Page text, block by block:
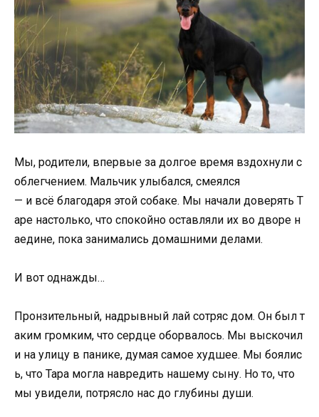
Мы, родители, впервые за долгое время вздохнули с
облегчением. Мальчик улыбался, смеялся
— и всё благодаря этой собаке. Мы начали доверять Т
аре настолько, что спокойно оставляли их во дворе н
аедине, пока занимались домашними делами.
И вот однажды…
Пронзительный, надрывный лай сотряс дом. Он был т
аким громким, что сердце оборвалось. Мы выскочил
и на улицу в панике, думая самое худшее. Мы боялис
ь, что Тара могла навредить нашему сыну. Но то, что
мы увидели, потрясло нас до глубины души.